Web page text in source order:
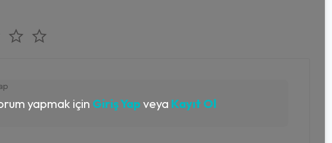
yapmak için Giriş Yap veya Kayıt Ol